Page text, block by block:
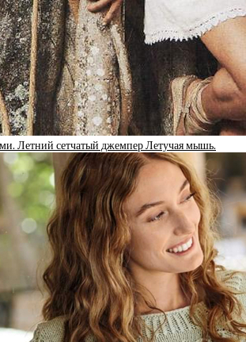
Летний сетчатый джемпер Летучая мышь.